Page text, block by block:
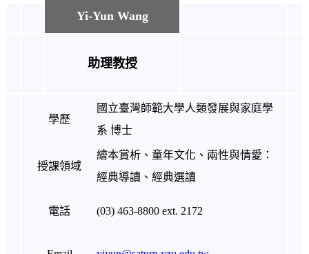
Yi-Yun Wang
助理教授
學歷
國立臺灣師範大學人類發展與家庭學
系 博士
授課領域
繪本賞析、童年文化、兩性與情愛：
經典導讀、經典選讀
電話 (03) 463-8800 ext. 2172